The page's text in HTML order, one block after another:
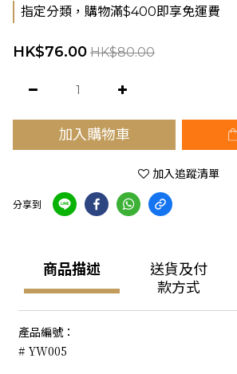
指定分類，購物滿$400即享免運費
HK$76.00 HK$80.00
加入購物車
加入追蹤清單
分享到
商品描述
送貨及付
款方式
產品編號：
# YW005